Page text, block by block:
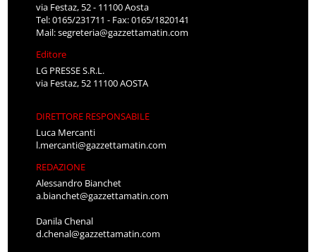
via Festaz, 52 - 11100 Aosta
Tel: 0165/231711 - Fax: 0165/1820141
Mail:segreteria@gazzettamatin.com
Editore
LG PRESSE S.R.L.
via Festaz, 52 11100 AOSTA
DIRETTORE RESPONSABILE
Luca Mercanti
l.mercanti@gazzettamatin.com
REDAZIONE
Alessandro Bianchet
a.bianchet@gazzettamatin.com
Danila Chenal
d.chenal@gazzettamatin.com